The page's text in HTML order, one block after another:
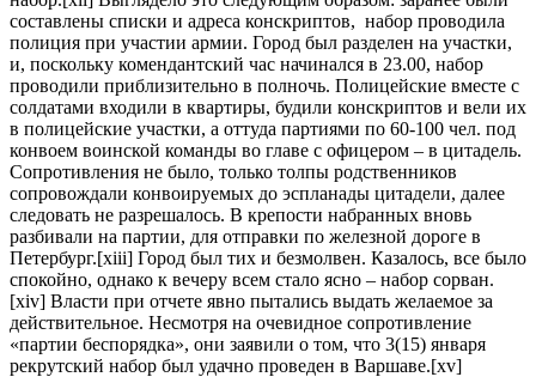
составлены списки и адреса конскриптов, набор проводила
полиция при участии армии. Город был разделен на участки,
и, поскольку комендантский час начинался в 23.00, набор
проводили приблизительно в полночь. Полицейские вместе с
солдатами входили в квартиры, будили конскриптов и вели их
в полицейские участки, а оттуда партиями по 60-100 чел. под
конвоем воинской команды во главе с офицером – в цитадель.
Сопротивления не было, только толпы родственников
сопровождали конвоируемых до эспланады цитадели, далее
следовать не разрешалось. В крепости набранных вновь
разбивали на партии, для отправки по железной дороге в
Петербург.[xiii] Город был тих и безмолвен. Казалось, все было
спокойно, однако к вечеру всем стало ясно – набор сорван.
[xiv] Власти при отчете явно пытались выдать желаемое за
действительное. Несмотря на очевидное сопротивление
«партии беспорядка», они заявили о том, что 3(15) января
рекрутский набор был удачно проведен в Варшаве.[xv]